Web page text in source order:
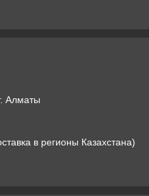
Алматы
в регионы Казахстана)